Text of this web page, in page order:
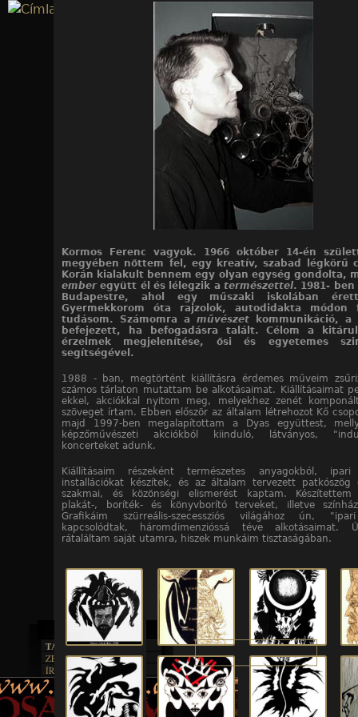
Jump to navigation
Kormos Ferenc vagyok. 1966 október 14-én
megyében nőttem fel, egy kreatív, szabad légkörű
Korán kialakult bennem egy olyan egység gondolta,
emberegyütt él és lélegzik a természettel. 1981-
Budapestre, ahol egy műszaki iskolában
Gyermekkorom óta rajzolok, autodidakta módon
tudásom. Számomra a művészet
kommunikáció, a
befejezett, ha befogadásra talált. Célom a
érzelmek megjelenítése, ősi és egyetemes
segítségével.
1988 - ban, megtörtént kiállításra érdemes műveim
számos tárlaton mutattam be alkotásaimat. Kiállításaimat
ekkel, akciókkal nyitom meg, melyekhez zenét
szöveget írtam. Ebben először az általam létrehozot Kő
majd 1997-ben megalapítottam a Dyas együttest,
képzőművészeti akciókból kiinduló, látványos,
koncerteket adunk.
Kiállításaim részeként természetes anyagokból, ipari
installációkat készítek, és az általam tervezett patkószög
szakmai, és közönségi elismerést kaptam. Készítettem
plakát-, boríték- és könyvborító terveket, illetve
Grafikáim szürreális-szecessziós világához ún,
kapcsolódtak, háromdimenzióssá téve alkotásaimat.
rátaláltam saját utamra, hiszek munkáim tisztaságában.
20/1. kép
20/2. kép
20/3. kép
20/4. kép
20/5. kép
20/6. kép
20/7. kép
20/8. kép
20/9. kép
20/10. kép
20/11. kép
20/12. kép
20/13. kép
20/14. kép
20/15. kép
20/16. kép
20/17. kép
20/18. kép
20/19. kép
20/20. kép
TAJTÉKOS LAPOK
ZENE
EGYÜTTESEK
INTERJÚK
FORDÍTÁSOK
ÍRÁSOK
IRODALOM
FILM
MŰVÉSZET
BOSZORKÁNYKONYHA
FEKETE HUMOR
KÉPES